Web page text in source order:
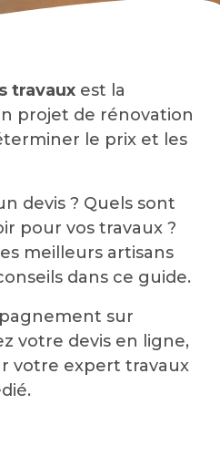
travaux est la
projet de rénovation
le prix et les
devis ? Quels sont
pour vos travaux ?
meilleurs artisans
dans ce guide.
sur
votre devis en ligne,
votre expert travaux